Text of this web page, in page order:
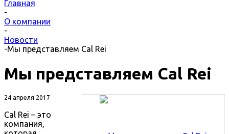
Главная
-
О компании
-
Новости
-Мы представляем Cal Rei
Мы представляем Cal Rei
24 апреля 2017
Cal Rei – это
компания,